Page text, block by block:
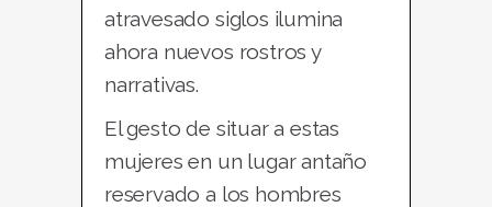
atravesado siglos ilumina
ahora nuevos rostros y
narrativas.
El gesto de situar a estas
mujeres en un lugar antaño
reservado a los hombres